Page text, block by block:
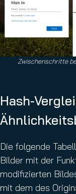
Zwischenschritte
Hash-
Die folgende
Bilder mit der
modifizierten
mit dem des